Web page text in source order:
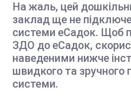
На жаль, цей
заклад ще не
системи еСадок. Щоб
ЗДО до еСадок,
наведеними нижче
швидкого та зручного
системи.